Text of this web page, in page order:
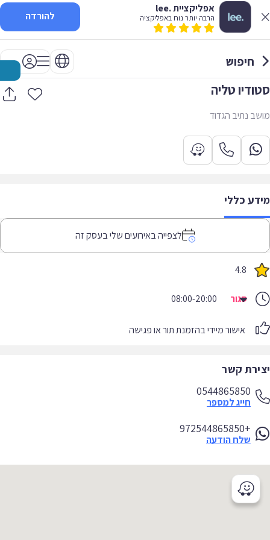
אפליקציית .lee
הרבה יותר נוח באפליקציה להורדה
חיפוש
סטודיו טליה
מושב נתיב הגדוד
מידע כללי
לצפייה באירועים שלי בעסק זה
4.8
סגור 08:00-20:00
אישור מיידי בהזמנת תור או פגישה
יצירת קשר
0544865850
חייג למספר
+972544865850
שלח הודעה